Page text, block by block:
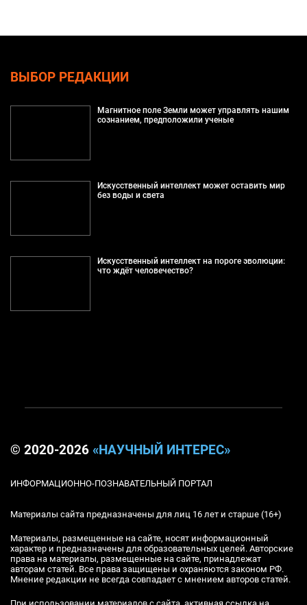
ВЫБОР РЕДАКЦИИ
Магнитное поле Земли может управлять нашим
сознанием, предположили ученые
Искусственный интеллект может оставить мир
без воды и света
Искусственный интеллект на пороге эволюции:
что ждёт человечество?
© 2020-2026 «НАУЧНЫЙ ИНТЕРЕС»
ИНФОРМАЦИОННО-ПОЗНАВАТЕЛЬНЫЙ ПОРТАЛ
Материалы сайта предназначены для лиц 16 лет и старше (16+)
Материалы, размещенные на сайте, носят информационный
характер и предназначены для образовательных целей. Авторские
права на материалы, размещенные на сайте, принадлежат
авторам статей. Все права защищены и охраняются законом РФ.
Мнение редакции не всегда совпадает с мнением авторов статей.